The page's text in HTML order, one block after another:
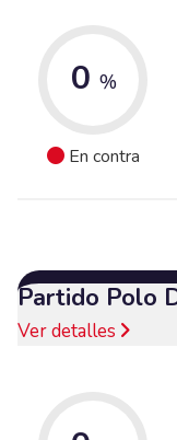
0 %
En contra
Partido Polo
Ver detalles